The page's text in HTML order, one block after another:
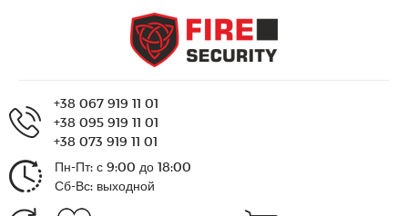
+38 067 919 11 01
+38 095 919 11 01
+38 073 919 11 01
Пн-Пт: с 9:00 до 18:00
Сб-Вс: выходной